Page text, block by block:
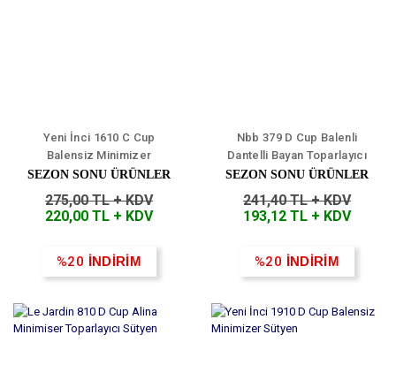
Yeni İnci 1610 C Cup
Balensiz Minimizer
Toparlayıcı Sütyen
SEZON SONU ÜRÜNLER
275,00 TL + KDV
220,00 TL + KDV
%20 İNDİRİM
Nbb 379 D Cup Balenli
Dantelli Bayan Toparlayıcı
Sütyen
SEZON SONU ÜRÜNLER
241,40 TL + KDV
193,12 TL + KDV
%20 İNDİRİM